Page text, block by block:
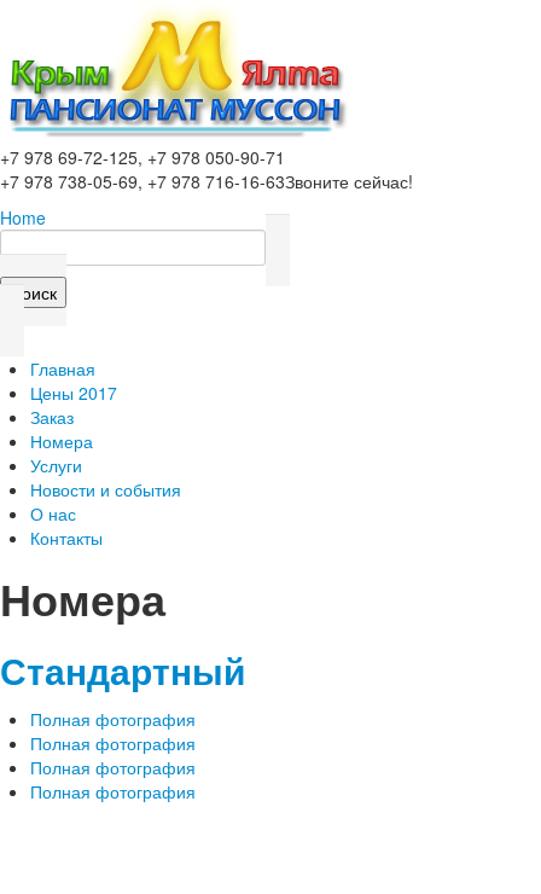
Перейти к основному содержанию
+7 978 69-72-125, +7 978 050-90-71
+7 978 738-05-69, +7 978 716-16-63Звоните сейчас!
Home
Форма поиска
Главная
Цены 2017
Заказ
Номера
Услуги
Новости и события
О нас
Контакты
Номера
Стандартный
Полная фотография
Полная фотография
Полная фотография
Полная фотография